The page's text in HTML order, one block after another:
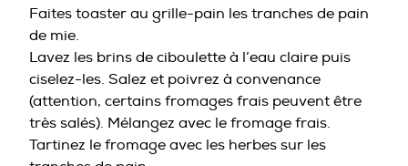
Faites toaster au grille-pain les tranches de pain
de mie.
Lavez les brins de ciboulette à l’eau claire puis
ciselez-les. Salez et poivrez à convenance
(attention, certains fromages frais peuvent être
très salés). Mélangez avec le fromage frais.
Tartinez le fromage avec les herbes sur les